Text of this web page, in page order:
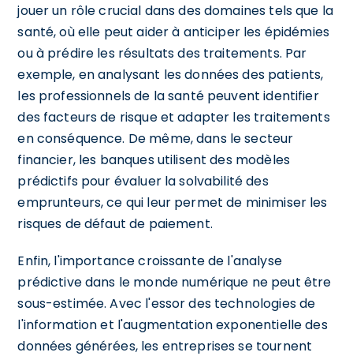
jouer un rôle crucial dans des domaines tels que la
santé, où elle peut aider à anticiper les épidémies
ou à prédire les résultats des traitements. Par
exemple, en analysant les données des patients,
les professionnels de la santé peuvent identifier
des facteurs de risque et adapter les traitements
en conséquence. De même, dans le secteur
financier, les banques utilisent des modèles
prédictifs pour évaluer la solvabilité des
emprunteurs, ce qui leur permet de minimiser les
risques de défaut de paiement.
Enfin, l'importance croissante de l'analyse
prédictive dans le monde numérique ne peut être
sous-estimée. Avec l'essor des technologies de
l'information et l'augmentation exponentielle des
données générées, les entreprises se tournent